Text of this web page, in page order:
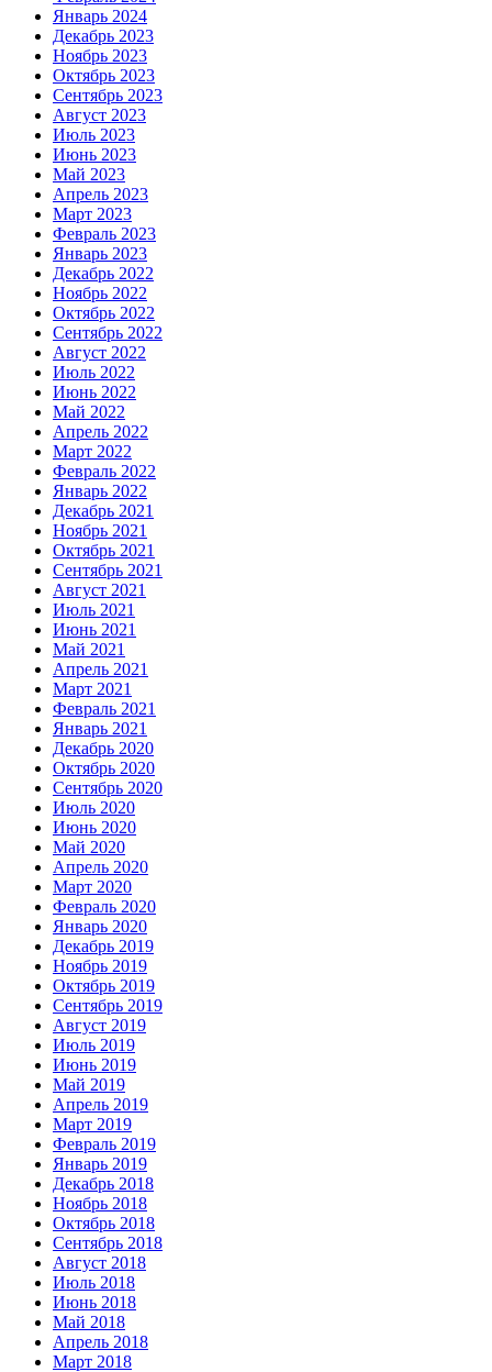
Январь 2024
Декабрь 2023
Ноябрь 2023
Октябрь 2023
Сентябрь 2023
Август 2023
Июль 2023
Июнь 2023
Май 2023
Апрель 2023
Март 2023
Февраль 2023
Январь 2023
Декабрь 2022
Ноябрь 2022
Октябрь 2022
Сентябрь 2022
Август 2022
Июль 2022
Июнь 2022
Май 2022
Апрель 2022
Март 2022
Февраль 2022
Январь 2022
Декабрь 2021
Ноябрь 2021
Октябрь 2021
Сентябрь 2021
Август 2021
Июль 2021
Июнь 2021
Май 2021
Апрель 2021
Март 2021
Февраль 2021
Январь 2021
Декабрь 2020
Октябрь 2020
Сентябрь 2020
Июль 2020
Июнь 2020
Май 2020
Апрель 2020
Март 2020
Февраль 2020
Январь 2020
Декабрь 2019
Ноябрь 2019
Октябрь 2019
Сентябрь 2019
Август 2019
Июль 2019
Июнь 2019
Май 2019
Апрель 2019
Март 2019
Февраль 2019
Январь 2019
Декабрь 2018
Ноябрь 2018
Октябрь 2018
Сентябрь 2018
Август 2018
Июль 2018
Июнь 2018
Май 2018
Апрель 2018
Март 2018